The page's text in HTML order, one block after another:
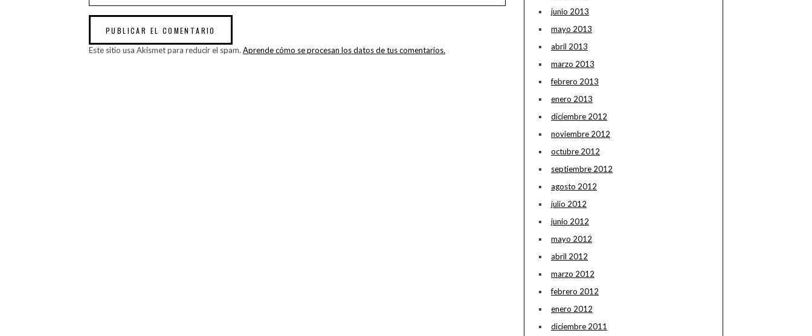
Este sitio usa Akismet para reducir el spam. Aprende cómo se procesan los datos de tus comentarios.
junio 2013
mayo 2013
abril 2013
marzo 2013
febrero 2013
enero 2013
diciembre 2012
noviembre 2012
octubre 2012
septiembre 2012
agosto 2012
julio 2012
junio 2012
mayo 2012
abril 2012
marzo 2012
febrero 2012
enero 2012
diciembre 2011